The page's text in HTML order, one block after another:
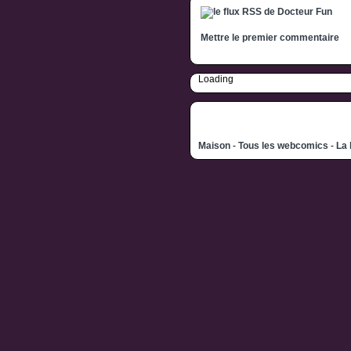
Mettre le premier commentaire
Loading
Maison - Tous les webcomics - La